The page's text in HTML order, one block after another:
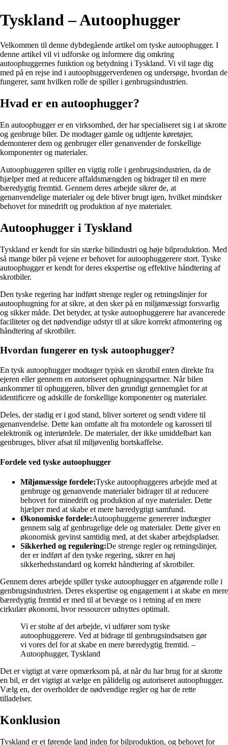
Tyskland – Autoophugger
Velkommen til denne dybdegående artikel om tyske autoophugger. I
denne artikel vil vi udforske og informere dig omkring
autoophuggernes funktion og betydning i Tyskland. Vi vil tage dig
med på en rejse ind i autoophuggerverdenen og undersøge, hvordan de
fungerer, samt hvilken rolle de spiller i genbrugsindustrien.
Hvad er en autoophugger?
En autoophugger er en virksomhed, der har specialiseret sig i at skrotte
og genbruge biler. De modtager gamle og udtjente køretøjer,
demonterer dem og genbruger eller genanvender de forskellige
komponenter og materialer.
Autoophuggeren spiller en vigtig rolle i genbrugsindustrien, da de
hjælper med at reducere affaldsmængden og bidrager til en mere
bæredygtig fremtid. Gennem deres arbejde sikrer de, at
genanvendelige materialer og dele bliver brugt igen, hvilket mindsker
behovet for minedrift og produktion af nye materialer.
Autoophugger i Tyskland
Tyskland er kendt for sin stærke bilindustri og høje bilproduktion. Med
så mange biler på vejene er behovet for autoophuggerere stort. Tyske
autoophugger er kendt for deres ekspertise og effektive håndtering af
skrotbiler.
Den tyske regering har indført strenge regler og retningslinjer for
autoophugning for at sikre, at den sker på en miljømæssigt forsvarlig
og sikker måde. Det betyder, at tyske autoophuggerere har avancerede
faciliteter og det nødvendige udstyr til at sikre korrekt afmontering og
håndtering af skrotbiler.
Hvordan fungerer en tysk autoophugger?
En tysk autoophugger modtager typisk en skrotbil enten direkte fra
ejeren eller gennem en autoriseret ophugningspartner. Når bilen
ankommer til ophuggeren, bliver den grundigt gennemgået for at
identificere og adskille de forskellige komponenter og materialer.
Deles, der stadig er i god stand, bliver sorteret og sendt videre til
genanvendelse. Dette kan omfatte alt fra motordele og karosseri til
elektronik og interiørdele. De materialer, der ikke umiddelbart kan
genbruges, bliver afsat til miljøvenlig bortskaffelse.
Fordele ved tyske autoophugger
Miljømæssige fordele:Tyske autoophuggeres arbejde med at
genbruge og genanvende materialer bidrager til at reducere
behovet for minedrift og produktion af nye materialer. Dette
hjælper med at skabe et mere bæredygtigt samfund.
Økonomiske fordele:Autoophuggerne genererer indtægter
gennem salg af genbrugelige dele og materialer. Dette giver en
økonomisk gevinst samtidig med, at det skaber arbejdspladser.
Sikkerhed og regulering:De strenge regler og retningslinjer,
der er indført af den tyske regering, sikrer en høj
sikkerhedsstandard og korrekt håndtering af skrotbiler.
Gennem deres arbejde spiller tyske autoophugger en afgørende rolle i
genbrugsindustrien. Deres ekspertise og engagement i at skabe en mere
bæredygtig fremtid er med til at bevæge os i retning af en mere
cirkulær økonomi, hvor ressourcer udnyttes optimalt.
Vi er stolte af det arbejde, vi udfører som tyske
autoophuggerere. Ved at bidrage til genbrugsindsatsen gør
vi vores del for at skabe en mere bæredygtig fremtid. –
Autoophugger, Tyskland
Det er vigtigt at være opmærksom på, at når du har brug for at skrotte
en bil, er det vigtigt at vælge en pålidelig og autoriseret autoophugger.
Vælg en, der overholder de nødvendige regler og har de rette
tilladelser.
Konklusion
Tyskland er et førende land inden for bilproduktion, og behovet for